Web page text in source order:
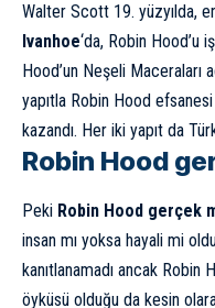
Walter Scott 19. yüzyılda,
Ivanhoe‘da, Robin Hood’u
Hood’un Neşeli Maceraları
yapıtla Robin Hood
kazandı. Her iki yapıt da
Robin Hood
Peki Robin Hood gerçek
insan mı yoksa hayali mi
kanıtlanamadı ancak Robin
öyküsü olduğu da kesin